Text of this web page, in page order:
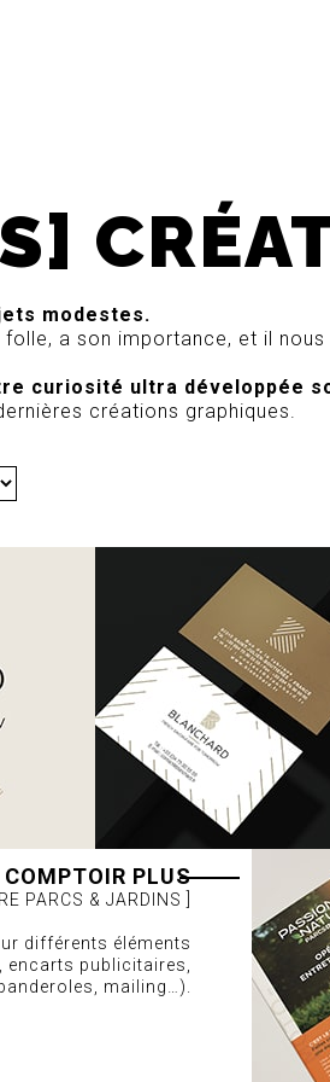
modestes.
a son importance, et il
curiosité ultra développée
créations graphiques.
COMPTOIR PLUS
PARCS & JARDINS ]
différents éléments
encarts publicitaires,
mailing…).